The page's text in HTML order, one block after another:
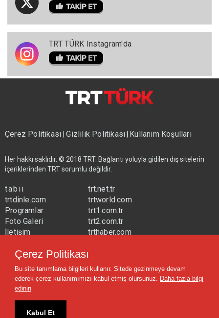
TRT TÜRK Instagram'da
Çerez Politikası|Gizlilik Politikası| Kullanım Koşulları
Her hakkı saklıdır. © 2018 TRT. Bağlantı yoluyla gidilen dış sitelerin
içeriklerinden TRT sorumlu değildir.
tabii
trtdinle.com
Programlar
Foto Galeri
İletişim
trt.net.tr
trtworld.com
trt1.com.tr
trt2.com.tr
trthaber.com
trtavaz.com.tr
trtmuzik.net.tr
trtcocuk.net.tr
Çerez Politikası
Bu site tanımlama bilgileri kullanır. Sitede gezinmeye devam
ederek çerez kullanımımızı kabul etmiş olursunuz. Daha fazla bilgi
edinin
Kabul Et